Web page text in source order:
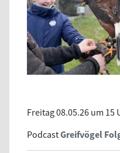
Freitag 08.05.26 um 15
PodcastGreifvögel